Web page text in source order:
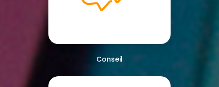
Conseil